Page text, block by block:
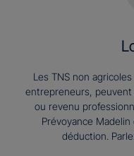
Les TNS non
entrepreneurs,
ou revenu
Prévoyance
déduction.